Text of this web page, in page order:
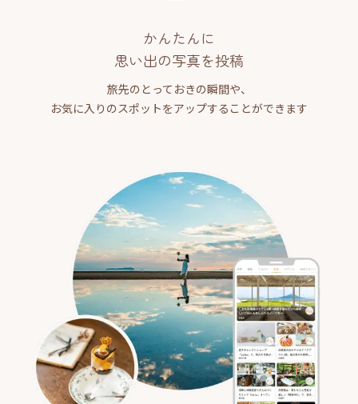
かんたんに
思い出の写真を投稿
旅先のとっておきの瞬間や、
お気に入りのスポットをアップすることができます